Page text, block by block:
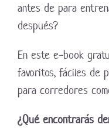
antes de para
después?
En este e-book
favoritos, fáciles de
para corredores
¿Qué encontrarás